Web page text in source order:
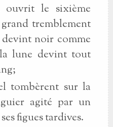
le sixième
tremblement
noir comme
lune devint tout
tombèrent sur la
agité par un
figues tardives.